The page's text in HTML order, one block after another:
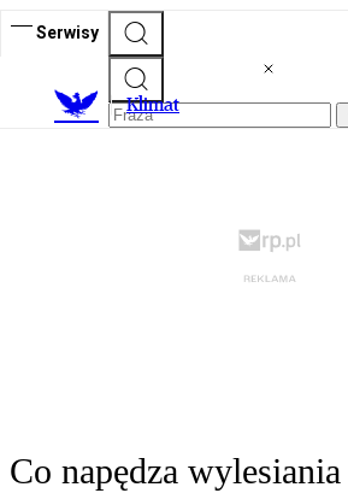
Serwisy
Klimat
Co napędza